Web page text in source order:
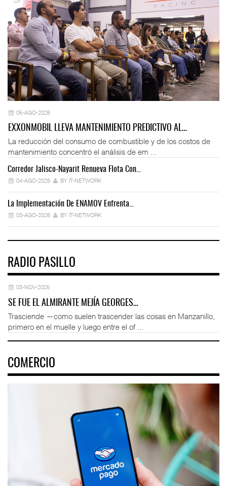
05-AGO-2026
EXXONMOBIL LLEVA MANTENIMIENTO PREDICTIVO AL…
La reducción del consumo de combustible y de los costos de
mantenimiento concentró el análisis de em ...
Corredor Jalisco-Nayarit Renueva Flota Con…
04-AGO-2026 BY IT-NETWORK
La Implementación De ENAMOV Enfrenta…
03-AGO-2026 BY IT-NETWORK
RADIO PASILLO
03-NOV-2025
SE FUE EL ALMIRANTE MEJÍA GEORGES…
Trasciende —como suelen trascender las cosas en Manzanillo,
primero en el muelle y luego entre el of ...
COMERCIO